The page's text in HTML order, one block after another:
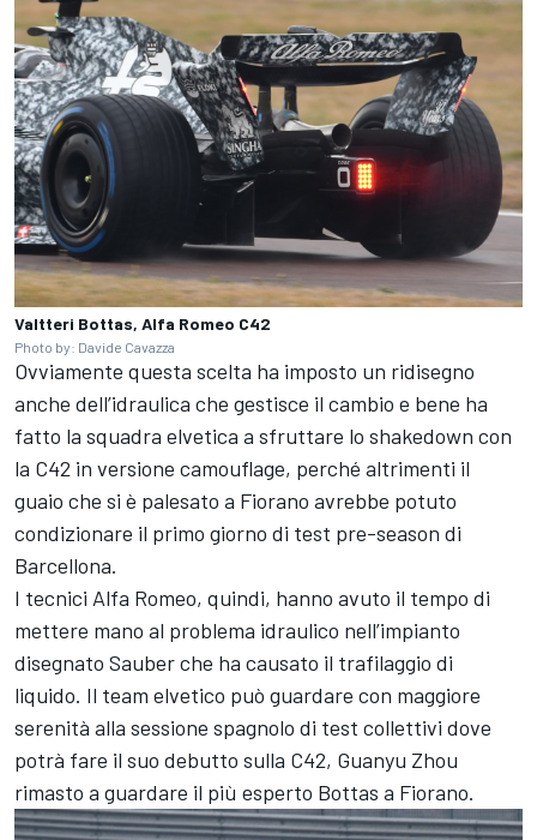
Valtteri Bottas, Alfa Romeo C42
Photo by: Davide Cavazza
Ovviamente questa scelta ha imposto un ridisegno
anche dell’idraulica che gestisce il cambio e bene ha
fatto la squadra elvetica a sfruttare lo shakedown con
la C42 in versione camouflage, perché altrimenti il
guaio che si è palesato a Fiorano avrebbe potuto
condizionare il primo giorno di test pre-season di
Barcellona.
I tecnici Alfa Romeo, quindi, hanno avuto il tempo di
mettere mano al problema idraulico nell’impianto
disegnato Sauber che ha causato il trafilaggio di
liquido. Il team elvetico può guardare con maggiore
serenità alla sessione spagnolo di test collettivi dove
potrà fare il suo debutto sulla C42, Guanyu Zhou
rimasto a guardare il più esperto Bottas a Fiorano.